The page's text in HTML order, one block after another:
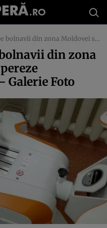
să îşi recupereze mobilitatea mâinii – Galerie Foto
din zona
Foto